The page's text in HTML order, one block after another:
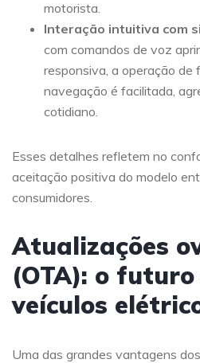
motorista.
Interação intuitiva com
com comandos de voz
responsiva, a operação de
navegação é facilitada,
cotidiano.
Esses detalhes refletem no
aceitação positiva do modelo
consumidores.
Atualizações
(OTA): o futuro
veículos
Uma das grandes vantagens